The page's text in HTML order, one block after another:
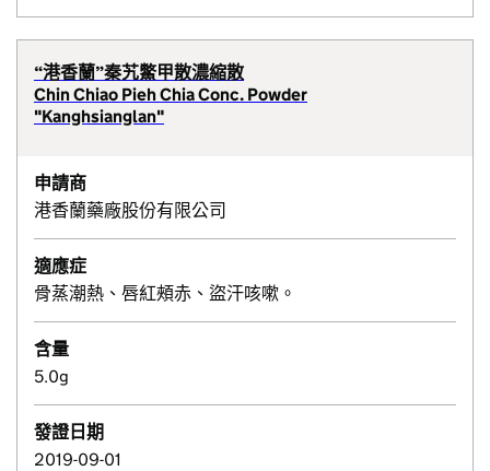
“港香蘭”秦艽鱉甲散濃縮散
Chin Chiao Pieh Chia Conc. Powder
"Kanghsianglan"
申請商
港香蘭藥廠股份有限公司
適應症
骨蒸潮熱、唇紅頰赤、盜汗咳嗽。
含量
5.0g
發證日期
2019-09-01